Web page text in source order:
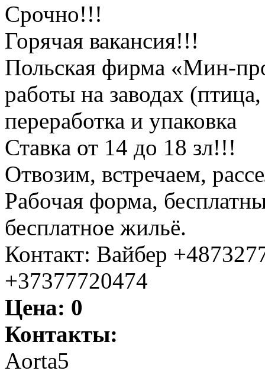
Срочно!!!
Горячая вакансия!!!
Польская фирма «Мин-
работы на заводах
переработка и упаковка
Ставка от 14 до 18 зл!!!
Отвозим, встречаем,
Рабочая форма,
бесплатное жильё.
Контакт: Вайбер
+37377720474
Цена: 0
Контакты:
Aortа5